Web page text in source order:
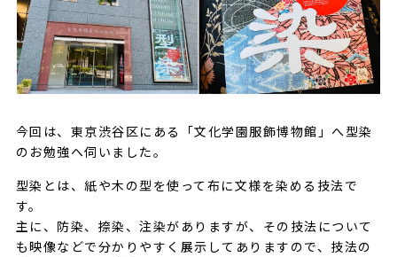
今回は、東京渋谷区にある「文化学園服飾博物館」へ型染
のお勉強へ伺いました。
型染とは、紙や木の型を使って布に文様を染める技法で
す。
主に、防染、捺染、注染がありますが、その技法について
も映像などで分かりやすく展示してありますので、技法の